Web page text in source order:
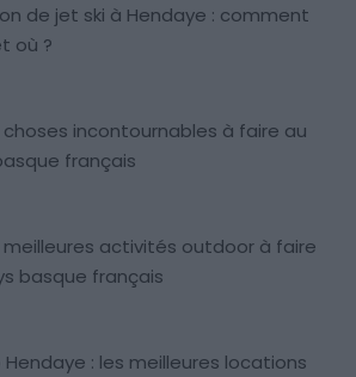
de jet ski à Hendaye : comment
où ?
choses incontournables à faire au
français
meilleures activités outdoor à faire
basque français
Hendaye : les meilleures locations